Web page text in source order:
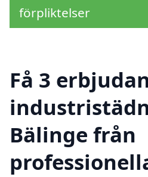
förpliktelser
Få 3
Bälinge från